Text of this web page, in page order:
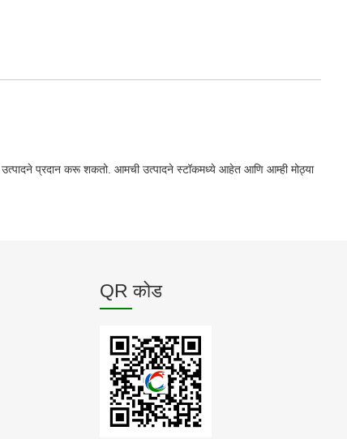
उत्पादने प्रदान करू शकतो. आमची उत्पादने स्टॉकमध्ये आहेत आणि आम्ही मोठ्या
QR कोड